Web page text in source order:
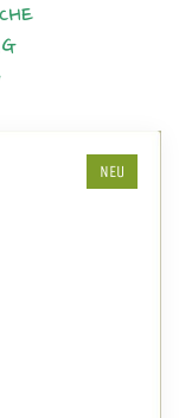
NEU